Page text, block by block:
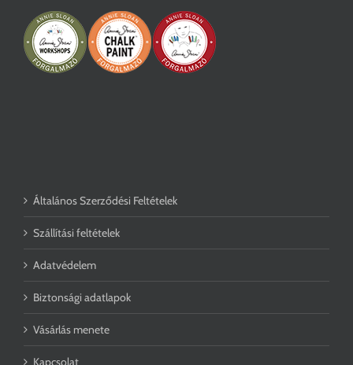
Általános Szerződési Feltételek
Szállítási feltételek
Adatvédelem
Biztonsági adatlapok
Vásárlás menete
Kapcsolat